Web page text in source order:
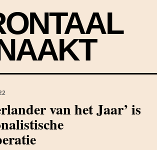
van het Jaar’ is